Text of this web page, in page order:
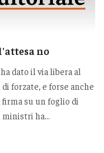
no
dato il via libera al
forzate, e forse anche
su un foglio di
ministri ha...